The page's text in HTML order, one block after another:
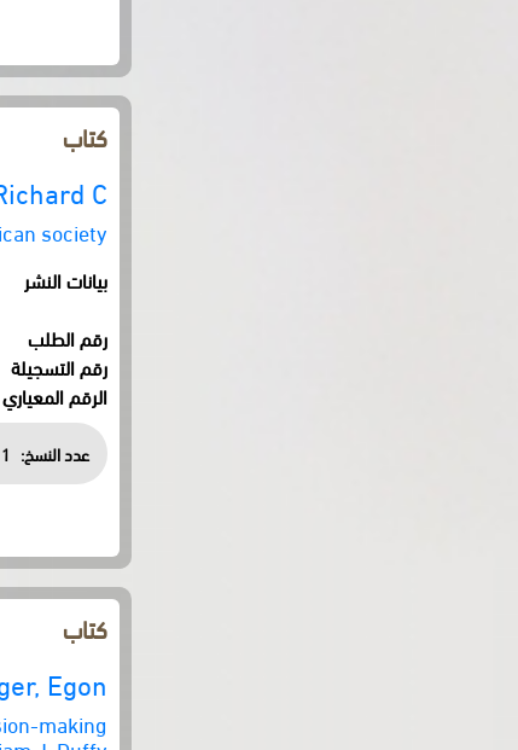
كتاب
C.
society
بيانات النشر
رقم الطلب
رقم التسجيلة
الرقم المعياري
عدد النسخ: 1
كتاب
Egon
making